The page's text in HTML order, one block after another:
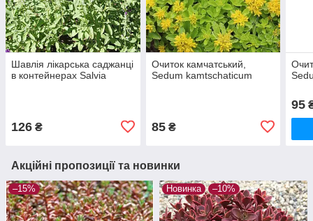
Шавлія лікарська саджанці
в контейнерах Salvia
126 ₴
Очиток камчатський,
Sedum kamtschaticum
85₴
95
Акційні пропозиції та новинки
–15% Новинка –10%